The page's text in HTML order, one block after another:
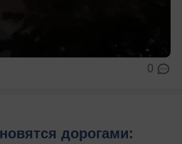
0
дорогами: